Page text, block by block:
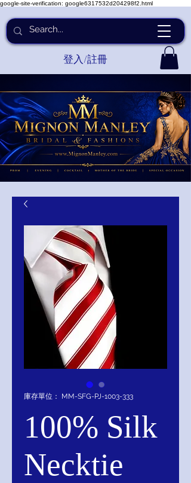
google-site-verification: google6317532d204298f2.html
登入/註冊
庫存單位： MM-SFG-PJ-1003-333
100% Silk
Necktie